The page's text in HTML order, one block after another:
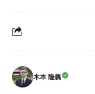
木本 隆義